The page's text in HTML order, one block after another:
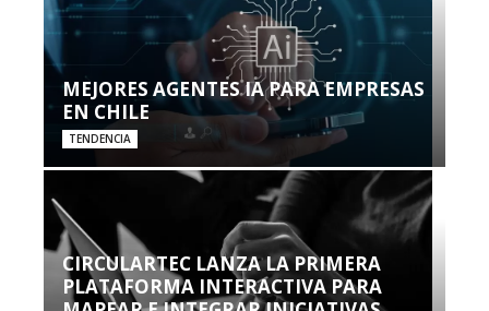
MEJORES AGENTES IA PARA EMPRESAS
EN CHILE
TENDENCIA
CIRCULARTEC LANZA LA PRIMERA
PLATAFORMA INTERACTIVA PARA